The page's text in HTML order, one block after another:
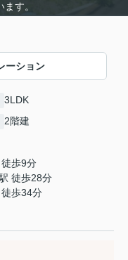
す。
ーション
3LDK
2階建
歩9分
徒歩28分
徒歩34分